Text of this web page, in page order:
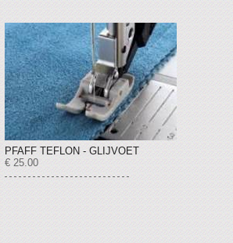
PFAFF TEFLON - GLIJVOET
€ 25.00